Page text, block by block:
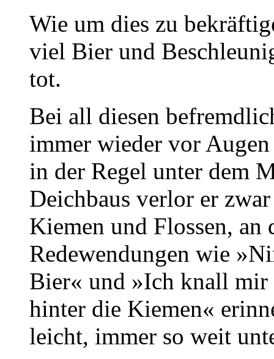
Wie um dies zu
viel Bier und
tot.
Bei all diesen
immer wieder vor
in der Regel unter dem
Deichbaus verlor er
Kiemen und Flossen,
Redewendungen wie
Bier« und »Ich knall mir
hinter die Kiemen«
leicht, immer so weit